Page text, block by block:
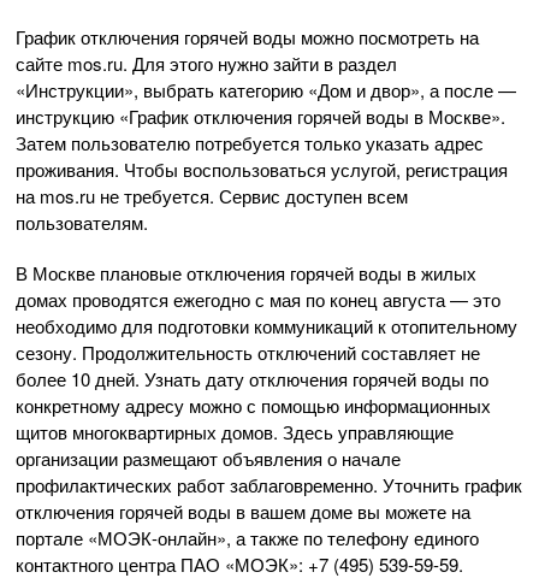
График отключения горячей воды можно посмотреть на
сайте mos.ru. Для этого нужно зайти в раздел
«Инструкции», выбрать категорию «Дом и двор», а после —
инструкцию «График отключения горячей воды в Москве».
Затем пользователю потребуется только указать адрес
проживания. Чтобы воспользоваться услугой, регистрация
на mos.ru не требуется. Сервис доступен всем
пользователям.
В Москве плановые отключения горячей воды в жилых
домах проводятся ежегодно с мая по конец августа — это
необходимо для подготовки коммуникаций к отопительному
сезону. Продолжительность отключений составляет не
более 10 дней. Узнать дату отключения горячей воды по
конкретному адресу можно с помощью информационных
щитов многоквартирных домов. Здесь управляющие
организации размещают объявления о начале
профилактических работ заблаговременно. Уточнить график
отключения горячей воды в вашем доме вы можете на
портале «МОЭК-онлайн», а также по телефону единого
контактного центра ПАО «МОЭК»: +7 (495) 539-59-59.